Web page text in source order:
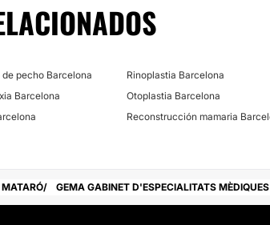
pecho Barcelona Rinoplastia Barcelona
Barcelona Otoplastia Barcelona
Reconstrucción mamaria
MATARÓ GEMA GABINET D'ESPECIALITATS